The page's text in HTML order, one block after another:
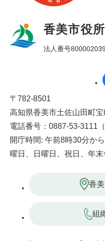
香美市役所
法人番号
〒782-8501
高知県香美市土佐山田町
電話番号：0887-53-3111（
開庁時間: 午前8時30分か
曜日、日曜日、祝日、年
香
組